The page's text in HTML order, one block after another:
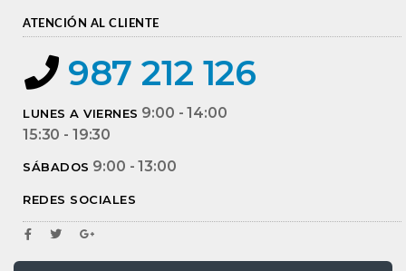
ATENCIÓN AL CLIENTE
987 212 126
LUNES A VIERNES 9:00 - 14:00
15:30 - 19:30
SÁBADOS 9:00 - 13:00
REDES SOCIALES